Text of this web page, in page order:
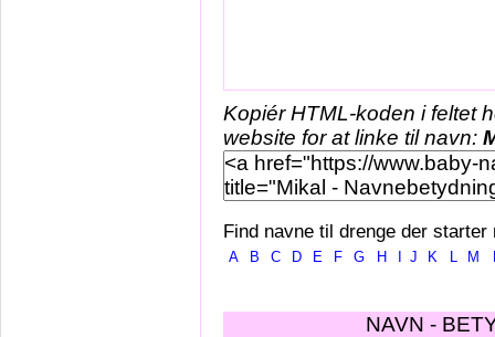
Kopiér HTML-koden i feltet
website for at linke til navn:
Find navne til drenge der starter
A B C D E F G H J K L M
NAVN -